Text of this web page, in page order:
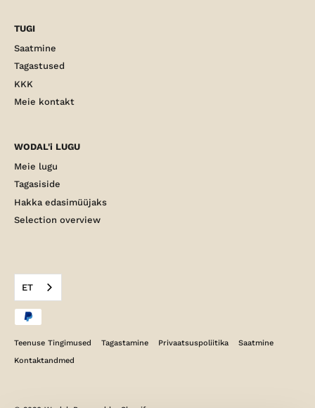
TUGI
Saatmine
Tagastused
KKK
Meie kontakt
WODAL'i LUGU
Meie lugu
Tagasiside
Hakka edasimüüjaks
Selection overview
ET
Teenuse Tingimused Tagastamine Privaatsuspoliitika
Saatmine
Kontaktandmed